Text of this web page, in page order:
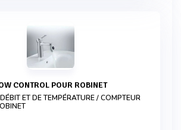
CONTROL POUR ROBINET
ET DE TEMPÉRATURE / COMPTEUR